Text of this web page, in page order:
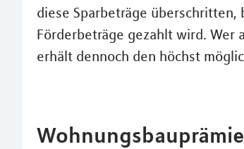
diese Sparbeträge
Förderbeträge gezahlt wird. Wer
erhält dennoch den höchst